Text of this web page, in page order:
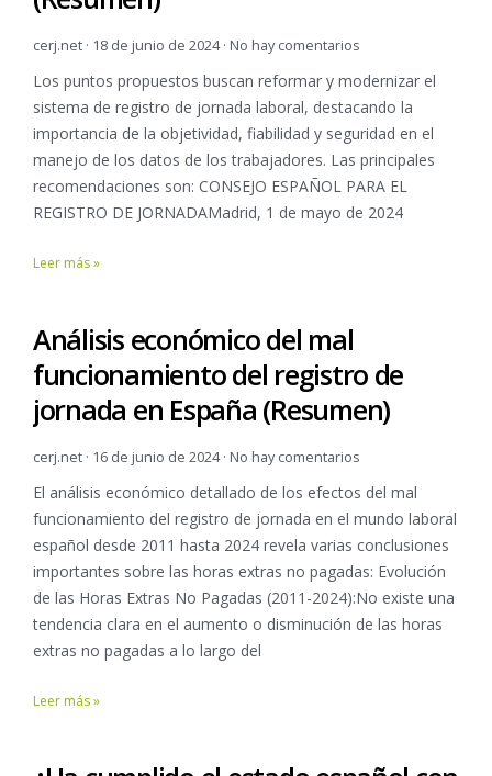
cerj.net 18 de junio de 2024 No hay comentarios
Los puntos propuestos buscan reformar y modernizar el
sistema de registro de jornada laboral, destacando la
importancia de la objetividad, fiabilidad y seguridad en el
manejo de los datos de los trabajadores. Las principales
recomendaciones son: CONSEJO ESPAÑOL PARA EL
REGISTRO DE JORNADAMadrid, 1 de mayo de 2024
Leer más »
Análisis económico del mal
funcionamiento del registro de
jornada en España (Resumen)
cerj.net 16 de junio de 2024 No hay comentarios
El análisis económico detallado de los efectos del mal
funcionamiento del registro de jornada en el mundo laboral
español desde 2011 hasta 2024 revela varias conclusiones
importantes sobre las horas extras no pagadas: Evolución
de las Horas Extras No Pagadas (2011-2024):No existe una
tendencia clara en el aumento o disminución de las horas
extras no pagadas a lo largo del
Leer más »